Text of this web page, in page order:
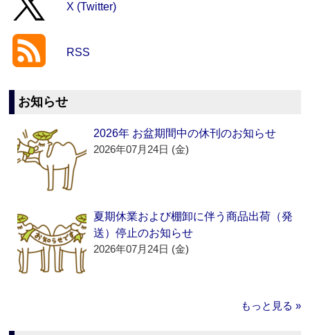
X (Twitter)
RSS
お知らせ
2026年 お盆期間中の休刊のお知らせ
2026年07月24日 (金)
夏期休業および棚卸に伴う商品出荷（発
送）停止のお知らせ
2026年07月24日 (金)
もっと見る »